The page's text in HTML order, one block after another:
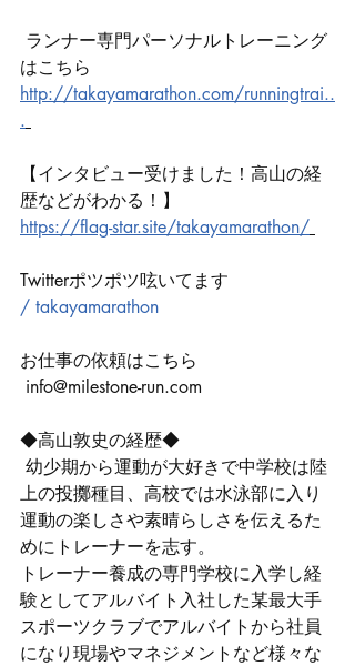
はこちら
http://takayamarathon.com/runningtrai..
.
【インタビュー受けました！高山の経
歴などがわかる！】
https://flag-star.site/takayamarathon/
Twitterポツポツ呟いてます
/ takayamarathon
お仕事の依頼はこちら
info@milestone-run.com
◆高山敦史の経歴◆
上の投擲種目、高校では水泳部に入り
運動の楽しさや素晴らしさを伝えるた
めにトレーナーを志す。
トレーナー養成の専門学校に入学し経
験としてアルバイト入社した某最大手
スポーツクラブでアルバイトから社員
になり現場やマネジメントなど様々な